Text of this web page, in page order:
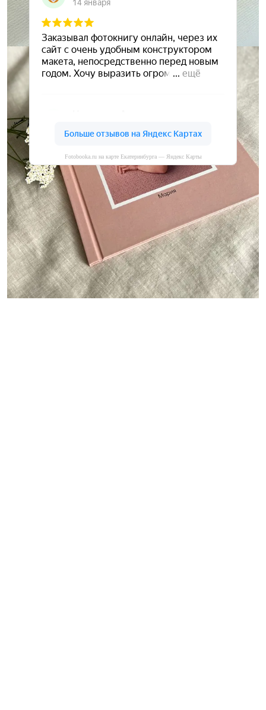
Fotobooka.ru на карте Екатеринбурга — Яндекс Карты
Сохраните ваши воспоминания
А мы вам в этом поможем